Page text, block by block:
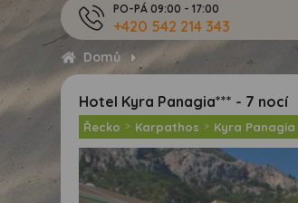
PO-PÁ 09:00 - 17:00
+420 542 214 343
Domů
Hotel Kyra Panagia*** - 7 nocí
Řecko > Karpathos > Kyra Panagia